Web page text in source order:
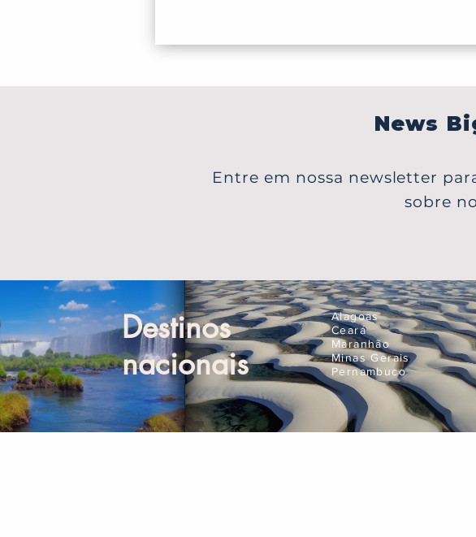
News
Entre em nossa newsletter
sobre
Destinos
nacionais
Alagoas
Ceará
Maranhão
Minas Gerais
Pernambuco